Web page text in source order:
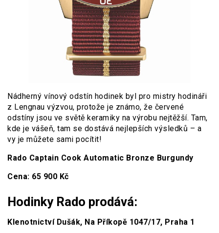
Nádherný vínový odstín hodinek byl pro mistry hodináři
z Lengnau výzvou, protože je známo, že červené
odstíny jsou ve světě keramiky na výrobu nejtěžší. Tam,
kde je vášeň, tam se dostává nejlepších výsledků – a
vy je můžete sami pocítit!
Rado Captain Cook Automatic Bronze Burgundy
Cena: 65 900 Kč
Hodinky Rado prodává:
Klenotnictví Dušák, Na Příkopě 1047/17, Praha 1